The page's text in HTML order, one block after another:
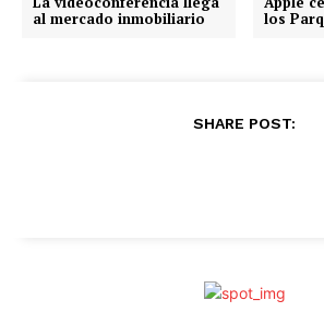
al mercado inmobiliario
los
SHARE POST: